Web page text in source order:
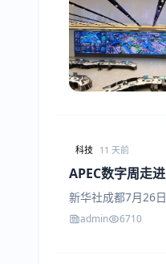
科技 11 天前
APEC数字周走
新华社成都7月26
admin 6710